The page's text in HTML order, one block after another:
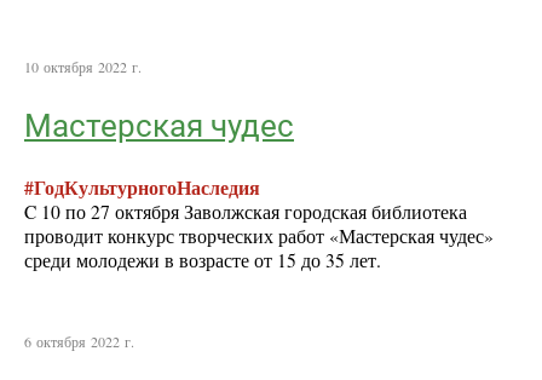
10 октября 2022 г.
Мастерская чудес
#ГодКультурногоНаследия
C 10 по 27 октября Заволжская городская библиотека
проводит конкурс творческих работ «Мастерская чудес»
среди молодежи в возрасте от 15 до 35 лет.
6 октября 2022 г.